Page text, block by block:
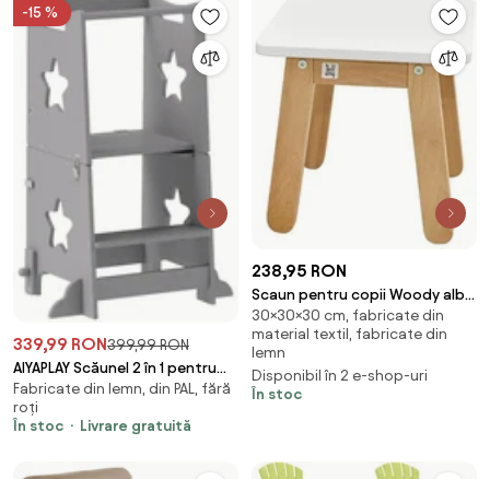
-15 %
339,99 RON399,99 RON
AIYAPLAY Scăunel 2 în 1 pentru
Copii cu Bară de Siguranță
pentru Bucătărie, Baie, Alb |
Aosom Romania
Fabricate din lemn, din PAL, fără
roți
În stoc
Livrare gratuită
238,95 RON
Scaun pentru copii Woody alb
H30 cm
30×30×30 cm, fabricate din
material textil, fabricate din
lemn
Disponibil în 2 e-shop-uri
În stoc